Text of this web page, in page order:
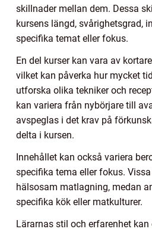
skillnader mellan dem. Dessa
kursens längd, svårighetsgrad,
specifika temat eller fokus.
En del kurser kan vara av
vilket kan påverka hur mycket
utforska olika tekniker och
kan variera från nybörjare till
avspeglas i det krav på
delta i kursen.
Innehållet kan också variera
specifika tema eller fokus.
hälsosam matlagning, medan
specifika kök eller matkulturer.
Lärarnas stil och erfarenhet